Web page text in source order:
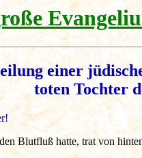
einer
toten Tochter
Blutfluß hatte, trat von